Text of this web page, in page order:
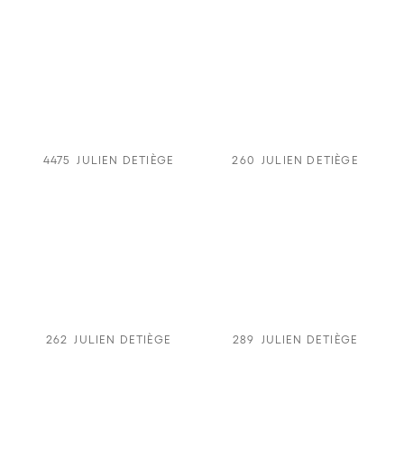
4475 JULIEN DETIÈGE 260 JULIEN DETIÈGE
262 JULIEN DETIÈGE 289 JULIEN DETIÈGE